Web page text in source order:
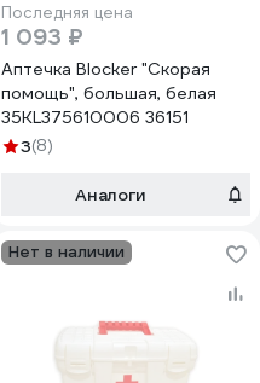
Последняя цена
1 093 ₽
Аптечка Blocker "Скорая
помощь", большая, белая
35KL375610006 36151
3(8)
Аналоги
Нет в наличии